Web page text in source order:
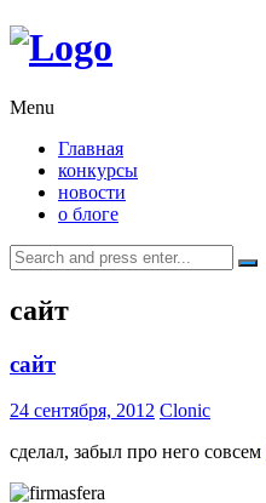
Menu
Главная
конкурсы
новости
о блоге
Search
for:
сайт
сайт
24 сентября, 2012 Clonic
сделал, забыл про него совсем